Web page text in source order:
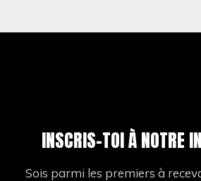
INSCRIS-TOI À NOTRE
Sois parmi les premiers à